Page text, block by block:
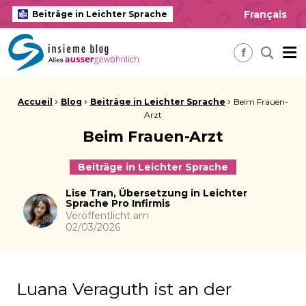
Beiträge in Leichter Sprache Français
insieme Blog Alles ausser gewöhnlich
Facebook
Nach
Brotkrume:
Accueil › Blog › Beiträge in Leichter Sprache › Beim Frauen-
Arzt
Beim Frauen-Arzt
Beiträge in Leichter Sprache
Autor
Lise Tran, Übersetzung in Leichter
Sprache Pro Infirmis
Veröffentlicht am
02/03/2026
Luana Veraguth ist an der